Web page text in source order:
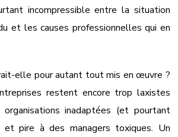
incompressible entre la situation
et les causes professionnelles qui en
elle pour autant tout mis en œuvre ?
restent encore trop laxistes
inadaptées (et pourtant
et pire à des managers toxiques. Un